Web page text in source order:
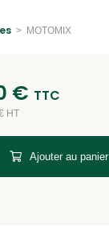
> MOTOMIX
€ TTC
HT
Ajouter au panier